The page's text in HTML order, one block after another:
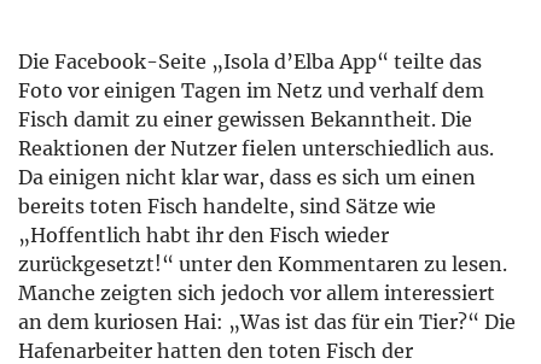
Die Facebook-Seite „Isola d’Elba App“ teilte das
Foto vor einigen Tagen im Netz und verhalf dem
Fisch damit zu einer gewissen Bekanntheit. Die
Reaktionen der Nutzer fielen unterschiedlich aus.
Da einigen nicht klar war, dass es sich um einen
bereits toten Fisch handelte, sind Sätze wie
„Hoffentlich habt ihr den Fisch wieder
zurückgesetzt!“ unter den Kommentaren zu lesen.
Manche zeigten sich jedoch vor allem interessiert
an dem kuriosen Hai: „Was ist das für ein Tier?“ Die
Hafenarbeiter hatten den toten Fisch der